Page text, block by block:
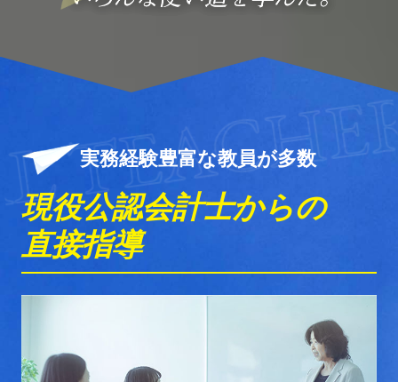
実務経験豊富な教員が多数
現役公認会計士からの
直接指導